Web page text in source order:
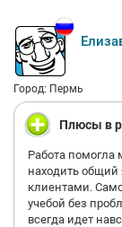
Город: Пермь
Плюсы в
Работа помогла
находить
клиентами.
учебой без
всегда идет